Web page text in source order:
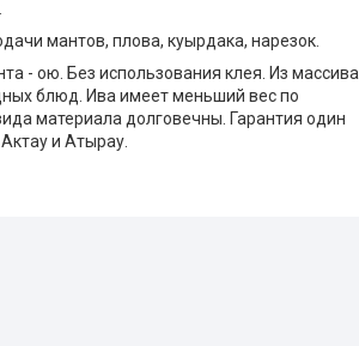
мантов, плова, куырдака, нарезок.
- ою. Без использования клея. Из массива
блюд. Ива имеет меньший вес по
материала долговечны. Гарантия один
и Атырау.